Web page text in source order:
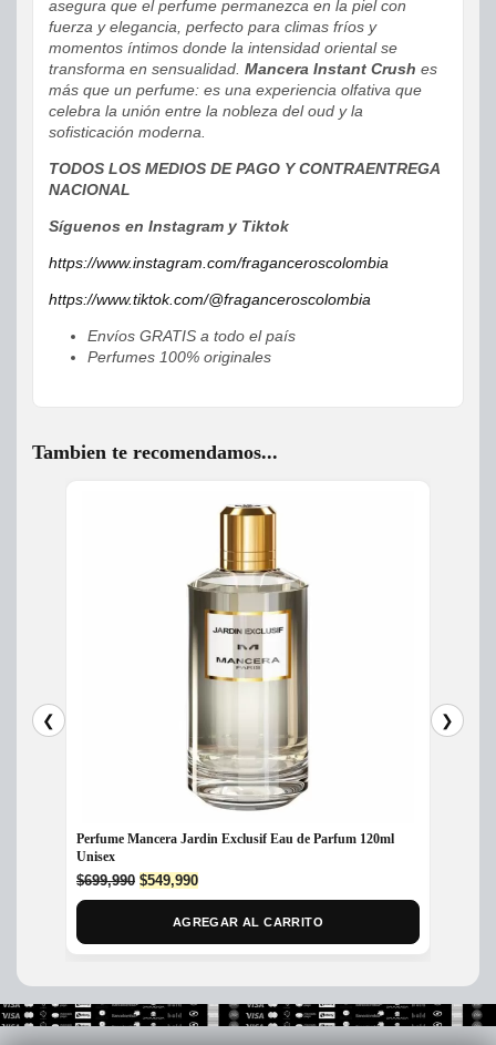
asegura que el perfume permanezca en la piel con
fuerza y elegancia, perfecto para climas fríos y
momentos íntimos donde la intensidad oriental se
transforma en sensualidad. Mancera Instant Crush es
más que un perfume: es una experiencia olfativa que
celebra la unión entre la nobleza del oud y la
sofisticación moderna.
TODOS LOS MEDIOS DE PAGO Y CONTRAENTREGA
NACIONAL
Síguenos en Instagram y Tiktok
https://www.instagram.com/fraganceroscolombia
https://www.tiktok.com/@fraganceroscolombia
Envíos GRATIS a todo el país
Perfumes 100% originales
Tambien te recomendamos...
❮
Perfume Mancera Jardin Exclusif Eau de Parfum 120ml
Unisex
$699,990 Original
price
$549,990Current
price
is:
AGREGAR AL CARRITO
❯